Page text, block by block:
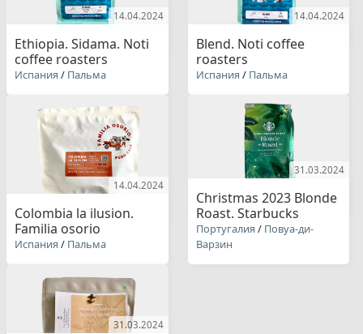
14.04.2024
Ethiopia. Sidama. Noti
coffee roasters
Испания / Пальма
14.04.2024
Blend. Noti coffee
roasters
Испания / Пальма
14.04.2024
Colombia la ilusion.
Familia osorio
Испания / Пальма
31.03.2024
Christmas 2023 Blonde
Roast. Starbucks
Португалия / Повуа-ди-
Варзин
31.03.2024